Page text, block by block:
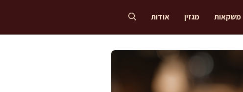
משקאות מגזין אודות